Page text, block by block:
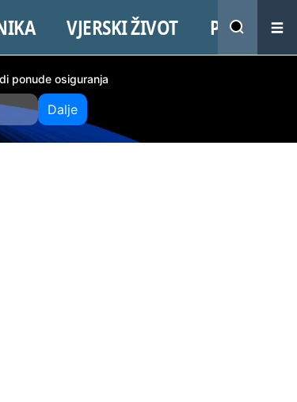
VJERSKI ŽIVOT PROMO
ponude osiguranja
Dalje